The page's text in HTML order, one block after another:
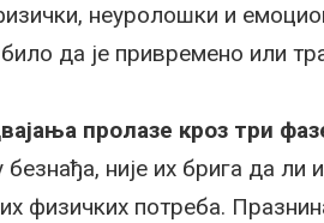
неуролошки и
да је привремено или
пролазе кроз три
није их брига да ли
физичких потреба.